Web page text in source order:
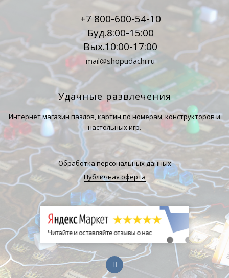
+7 800-600-54-10
Буд.8:00-15:00
Вых.10:00-17:00
mail@shopudachi.ru
Удачные развлечения
Интернет магазин пазлов, картин по номерам, конструкторов и
настольных игр.
Обработка персональных данных
Публичная оферта